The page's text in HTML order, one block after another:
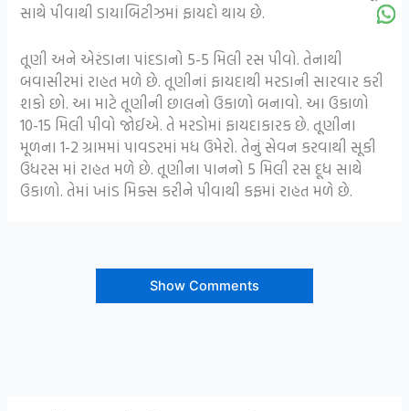
સાથે પીવાથી ડાયાબિટીઝમાં ફાયદો થાય છે.
તૂણી અને એરંડાના પાંદડાનો 5-5 મિલી રસ પીવો. તેનાથી
બવાસીરમાં રાહત મળે છે. તૂણીનાં ફાયદાથી મરડાની સારવાર કરી
શકો છો. આ માટે તૂણીની છાલનો ઉકાળો બનાવો. આ ઉકાળો
10-15 મિલી પીવો જોઈએ. તે મરડોમાં ફાયદાકારક છે. તૂણીના
મૂળના 1-2 ગ્રામમાં પાવડરમાં મધ ઉમેરો. તેનું સેવન કરવાથી સૂકી
ઉધરસ માં રાહત મળે છે. તૂણીના પાનનો 5 મિલી રસ દૂધ સાથે
ઉકાળો. તેમાં ખાંડ મિક્સ કરીને પીવાથી કફમાં રાહત મળે છે.
Show Comments